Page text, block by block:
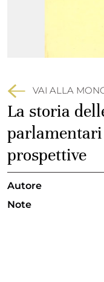
VAI ALLA
La storia
prospettive
Autore
Note